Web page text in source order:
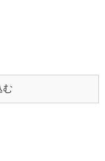
も一目瞭然だったから
に オメガのオス愛さ
だった。 登場人物 ミ
む